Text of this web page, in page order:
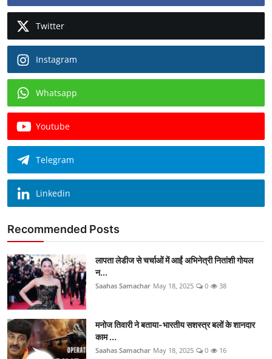
Twitter
Instagram
Whatsapp
Youtube
Telegram
Linkedin
Recommended Posts
लापता लेडीज से चर्चाओं में आईं अभिनेत्री नितांशी गोयल
न...
Saahas Samachar May 18, 2025 0 38
मनोज तिवारी ने बताया-भारतीय सशस्त्र बलों के शानदार
काम ...
Saahas Samachar May 18, 2025 0 16